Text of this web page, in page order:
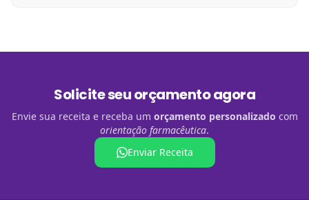
Solicite seu orçamento agora
Envie sua receita e receba um orçamento personalizado com
orientação farmacêutica.
Enviar Receita